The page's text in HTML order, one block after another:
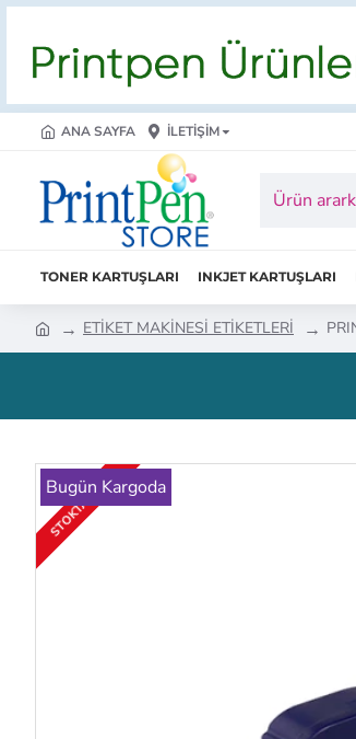
ANA SAYFA İLETIŞIM
TONER KARTUŞLARI INKJET KARTUŞLARI
ETİKET MAKİNESİ ETİKETLERİ
Bugün Kargoda
STOKTA YOK